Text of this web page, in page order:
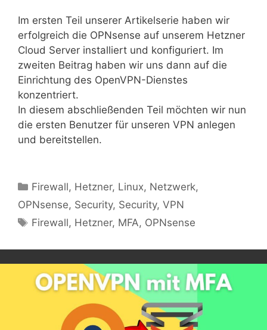
Im ersten Teil unserer Artikelserie haben wir
erfolgreich die OPNsense auf unserem Hetzner
Cloud Server installiert und konfiguriert. Im
zweiten Beitrag haben wir uns dann auf die
Einrichtung des OpenVPN-Dienstes
konzentriert.
In diesem abschließenden Teil möchten wir nun
die ersten Benutzer für unseren VPN anlegen
und bereitstellen.
Kategorien
Firewall, Hetzner, Linux, Netzwerk,
OPNsense, Security, Security, VPN
Schlagwörter
Firewall, Hetzner, MFA, OPNsense